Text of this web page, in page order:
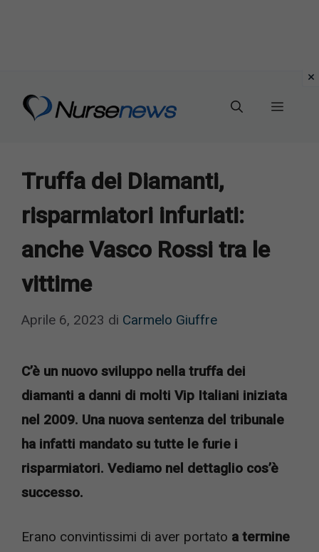
Menu
Truffa dei Diamanti,
risparmiatori infuriati:
anche Vasco Rossi tra le
vittime
Aprile 6, 2023 di Carmelo Giuffre
C’è un nuovo sviluppo nella truffa dei
diamanti a danni di molti Vip Italiani iniziata
nel 2009. Una nuova sentenza del tribunale
ha infatti mandato su tutte le furie i
risparmiatori. Vediamo nel dettaglio cos’è
successo.
Erano convintissimi di aver portato a termine